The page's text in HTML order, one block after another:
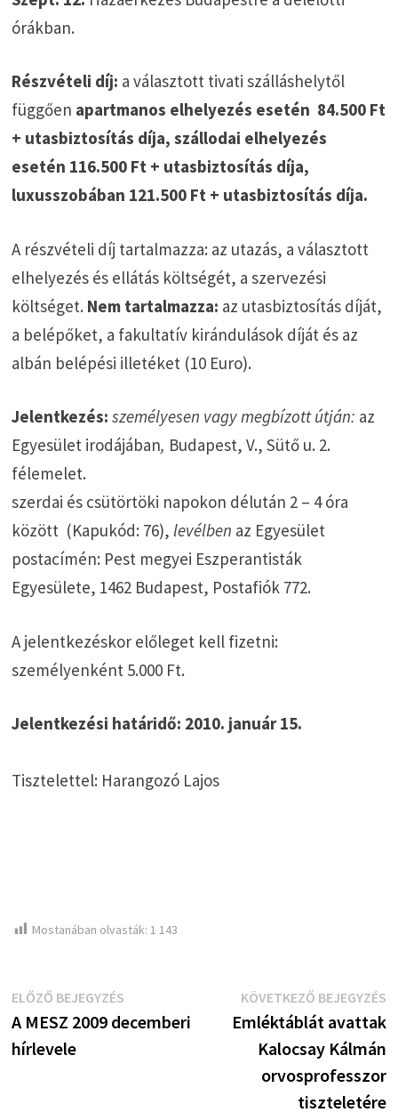
órákban.
Részvételi díj: a választott tivati szálláshelytől
függően apartmanos elhelyezés esetén 84.500 Ft
+ utasbiztosítás díja, szállodai elhelyezés
esetén 116.500 Ft + utasbiztosítás díja,
luxusszobában 121.500 Ft + utasbiztosítás díja.
A részvételi díj tartalmazza: az utazás, a választott
elhelyezés és ellátás költségét, a szervezési
költséget. Nem tartalmazza: az utasbiztosítás díját,
a belépőket, a fakultatív kirándulások díját és az
albán belépési illetéket (10 Euro).
Jelentkezés: személyesen vagy megbízott útján: az
Egyesület irodájában, Budapest, V., Sütő u. 2.
félemelet.
szerdai és csütörtöki napokon délután 2 – 4 óra
között (Kapukód: 76), levélben az Egyesület
postacímén: Pest megyei Eszperantisták
Egyesülete, 1462 Budapest, Postafiók 772.
A jelentkezéskor előleget kell fizetni:
személyenként 5.000 Ft.
Jelentkezési határidő: 2010. január 15.
Tisztelettel: Harangozó Lajos
Mostanában olvasták: 1 143
Bejegyzés
navigáció
ELŐZŐ BEJEGYZÉSElőző
bejegyzés:
A MESZ 2009 decemberi
hírlevele
KÖVETKEZŐ BEJEGYZÉS
Emléktáblát avattak
Kalocsay Kálmán
orvosprofesszor
tiszteletére